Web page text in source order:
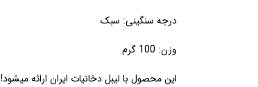
درجه سنگینی: سبک
وزن: 100 گرم
این محصول با لیبل دخانیات ایران ارائه میشود!